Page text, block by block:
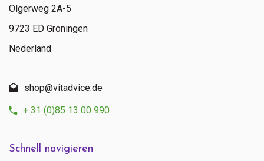
Schnell navigieren
Olgerweg 2A-5
9723 ED Groningen
Nederland
shop@vitadvice.de
+ 31 (0)85 13 00 990